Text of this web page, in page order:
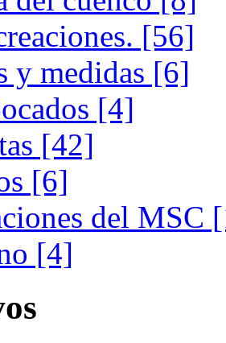
[56]
y medidas [6]
[4]
[42]
[6]
del MSC
[4]